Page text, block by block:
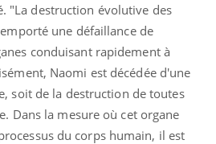
"La destruction évolutive des
une défaillance de
conduisant rapidement à
Naomi est décédée d'une
soit de la destruction de toutes
Dans la mesure où cet organe
du corps humain, il est